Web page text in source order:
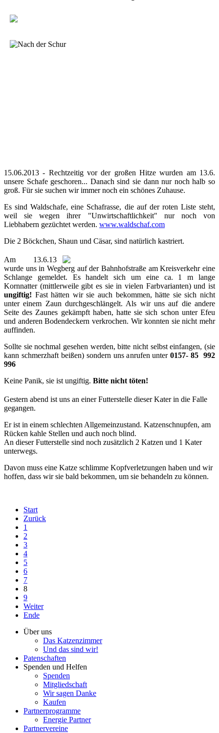
15.06.2013 - Rechtzeitig vor der großen Hitze wurden am 13.6.
unsere Schafe geschoren... Danach sind sie dann nur noch halb so
groß. Für sie suchen wir immer noch ein schönes Zuhause.
Es sind Waldschafe, eine Schafrasse, die auf der roten Liste steht,
weil sie wegen ihrer "Unwirtschaftlichkeit" nur noch von
Liebhabern gezüchtet werden. www.waldschaf.com
Die 2 Böckchen, Shaun und Cäsar, sind natürlich kastriert.
Am 13.6.13
wurde uns in Wegberg auf der Bahnhofstraße am Kreisverkehr eine
Schlange gemeldet. Es handelt sich um eine ca. 1 m lange
Kornnatter (mittlerweile gibt es sie in vielen Farbvarianten) und ist
ungiftig! Fast hätten wir sie auch bekommen, hätte sie sich nicht
unter einem Zaun durchgeschlängelt. Als wir uns auf die andere
Seite des Zaunes gekämpft haben, hatte sie sich schon unter Efeu
und anderen Bodendeckern verkrochen. Wir konnten sie nicht mehr
auffinden.
Sollte sie nochmal gesehen werden, bitte nicht selbst einfangen, (sie
kann schmerzhaft beißen) sondern uns anrufen unter0157- 85 992
996
Keine Panik, sie ist ungiftig. Bitte nicht töten!
Gestern abend ist uns an einer Futterstelle dieser Kater in die Falle
gegangen.
Er ist in einem schlechten Allgemeinzustand. Katzenschnupfen, am
Rücken kahle Stellen und auch noch blind.
An dieser Futterstelle sind noch zusätzlich 2 Katzen und 1 Kater
unterwegs.
Davon muss eine Katze schlimme Kopfverletzungen haben und wir
hoffen, dass wir sie bald bekommen, um sie behandeln zu können.
Start
Zurück
1
2
3
4
5
6
7
8
9
Weiter
Ende
Über uns
Das Katzenzimmer
Und das sind wir!
Patenschaften
Spenden und Helfen
Spenden
Mitgliedschaft
Wir sagen Danke
Kaufen
Partnerprogramme
Energie Partner
Partnervereine